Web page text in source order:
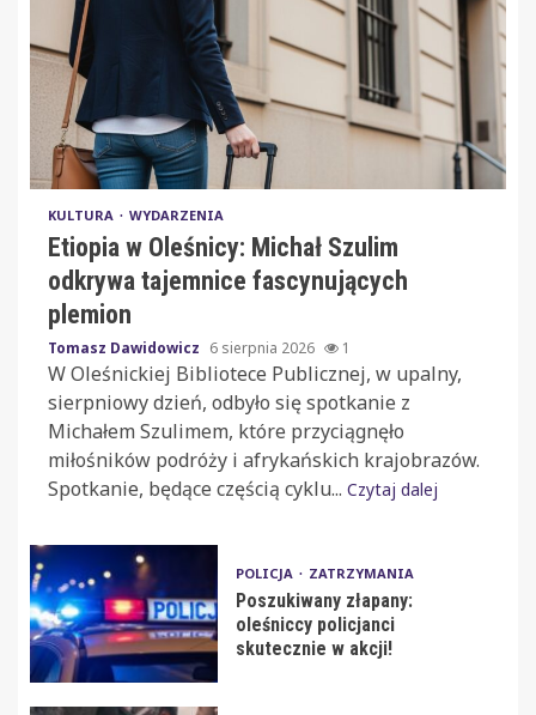
KULTURA WYDARZENIA
Etiopia w Oleśnicy: Michał Szulim
odkrywa tajemnice fascynujących
plemion
Tomasz Dawidowicz 6 sierpnia 2026 1
W Oleśnickiej Bibliotece Publicznej, w upalny,
sierpniowy dzień, odbyło się spotkanie z
Michałem Szulimem, które przyciągnęło
miłośników podróży i afrykańskich krajobrazów.
Spotkanie, będące częścią cyklu... Czytaj dalej
POLICJA ZATRZYMANIA
Poszukiwany złapany:
oleśniccy policjanci
skutecznie w akcji!